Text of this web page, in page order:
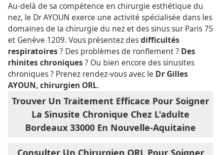
Au-delà de sa compétence en chirurgie esthétique du
nez, le Dr AYOUN exerce une activité spécialisée dans les
domaines de la chirurgie du nez et des sinus sur Paris 75
et Genève 1209. Vous présentez desdifficultés
respiratoires ? Des problèmes de ronflement ? Des
rhinites chroniques ? Ou bien encore des sinusites
chroniques ? Prenez rendez-vous avec le Dr Gilles
AYOUN, chirurgien ORL.
Trouver Un Traitement Efficace Pour Soigner
La Sinusite Chronique Chez L'adulte
Bordeaux 33000 En Nouvelle-Aquitaine
Consulter Un Chirurgien ORL Pour Soigner